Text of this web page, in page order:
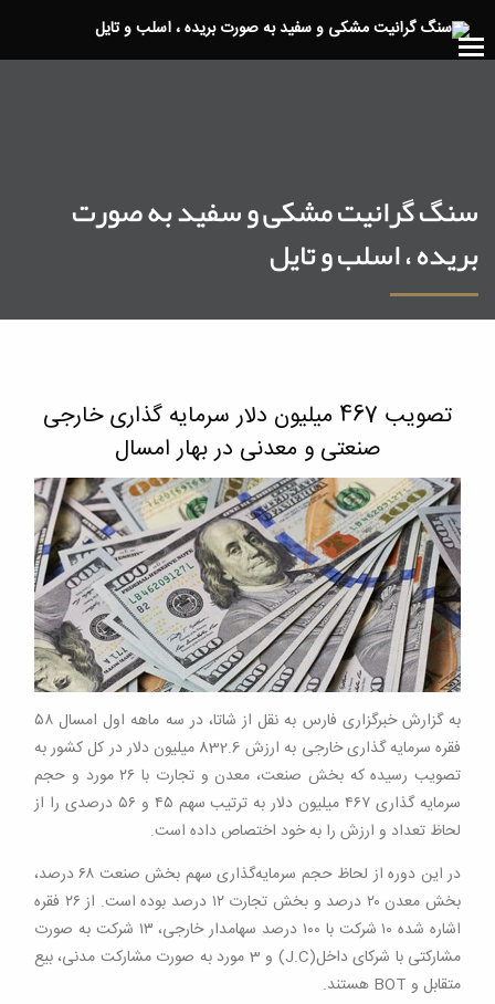
سنگ گرانیت مشکی و سفید به صورت
بریده ، اسلب و تایل
تصویب 467 میلیون دلار سرمایه گذاری خارجی
صنعتی و معدنی در بهار امسال
به گزارش خبرگزاری فارس به نقل از شاتا
، در سه ماهه اول امسال ۵۸
فقره سرمایه گذاری خارجی به ارزش 832.6 میلیون دلار در کل کشور به
تصویب رسیده که بخش صنعت، معدن و تجارت با ۲۶ مورد و حجم
سرمایه گذاری ۴۶۷ میلیون دلار به ترتیب سهم ۴۵ و ۵۶ درصدی را از
لحاظ تعداد و ارزش را به خود اختصاص داده است.
در این دوره از لحاظ حجم سرمایه‌گذاری سهم بخش صنعت ۶۸ درصد،
بخش معدن ۲۰ درصد و بخش تجارت ۱۲ درصد بوده است. از ۲۶ فقره
اشاره شده ۱۰ شرکت با ۱۰۰ درصد سهامدار خارجی، ۱۳ شرکت به صورت
مشارکتی با شرکای داخل(J.C) و 3 مورد به صورت مشارکت مدنی، بیع
متقابل و BOT هستند.